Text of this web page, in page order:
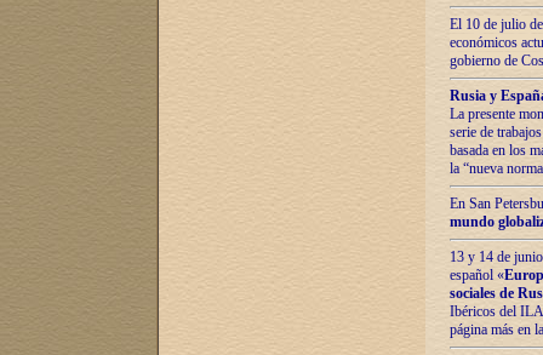
El 10 de julio
económicos
gobierno de
Rusia y
La presente
serie de
basada en los
la “nueva
En San
mundo
13 y 14 de
español «
sociales de
Ibéricos del ILA
página más en